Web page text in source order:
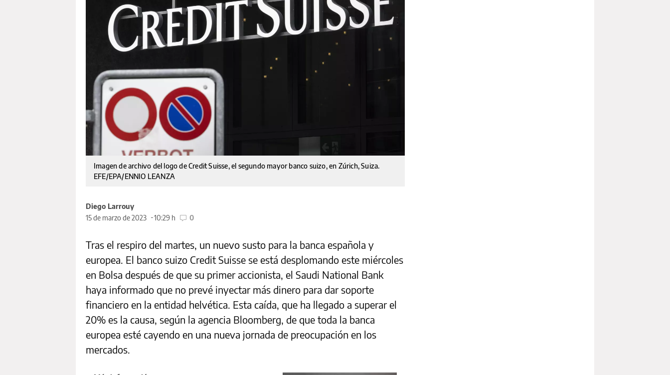
Imagen de archivo del logo de Credit Suisse, el segundo mayor banco suizo, en Zúrich, Suiza.
EFE/EPA/ENNIO LEANZA
Diego Larrouy
15 de marzo de 2023
10:29 h 0
Tras el respiro del martes, un nuevo susto para la banca española y
europea. El banco suizo Credit Suisse se está desplomando este miércoles
en Bolsa después de que su primer accionista, el Saudi National Bank
haya informado que no prevé inyectar más dinero para dar soporte
financiero en la entidad helvética. Esta caída, que ha llegado a superar el
20% es la causa, según la agencia Bloomberg, de que toda la banca
europea esté cayendo en una nueva jornada de preocupación en los
mercados.